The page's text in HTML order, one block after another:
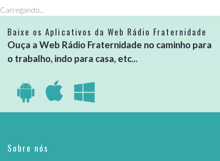
Carregando...
Baixe os Aplicativos da Web Rádio Fraternidade
Ouça a Web Rádio Fraternidade no caminho para
o trabalho, indo para casa, etc...
Sobre nós